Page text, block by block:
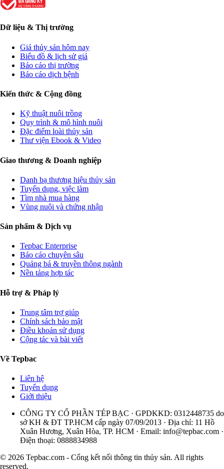
Dữ liệu & Thị trường
Giá thủy sản hôm nay
Biểu đồ & lịch sử giá
Báo cáo thị trường
Báo cáo dịch bệnh
Kiến thức & Cộng đồng
Kỹ thuật nuôi trồng
Quy trình & mô hình nuôi
Đặc điểm loài thủy sản
Thư viện Ebook & Video
Giao thương & Doanh nghiệp
Danh bạ thương hiệu thủy sản
Tuyển dụng, việc làm
Tìm nhà mua hàng
Vùng nuôi và chứng nhận
Sản phẩm & Dịch vụ
Tepbac Enterprise
Báo cáo chuyên sâu
Quảng bá & truyền thông ngành
Nền tảng hợp tác
Hỗ trợ & Pháp lý
Trung tâm trợ giúp
Chính sách bảo mật
Điều khoản sử dụng
Cộng tác và bài viết
Về Tepbac
Liên hệ
Tuyển dụng
Giới thiệu
CÔNG TY CỔ PHẦN TÉP BẠC · GPDKKD: 0312448735 do
sở KH & ĐT TP.HCM cấp ngày 07/09/2013 · Địa chỉ: 11 Hồ
Xuân Hương, Xuân Hòa, TP. HCM · Email: info@tepbac.com ·
Điện thoại: 0888834988
© 2026 Tepbac.com - Cổng kết nối thông tin thủy sản. All rights
reserved.